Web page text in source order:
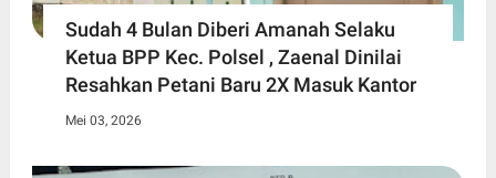
Sudah 4 Bulan Diberi Amanah Selaku
Ketua BPP Kec. Polsel , Zaenal Dinilai
Resahkan Petani Baru 2X Masuk Kantor
Mei 03, 2026